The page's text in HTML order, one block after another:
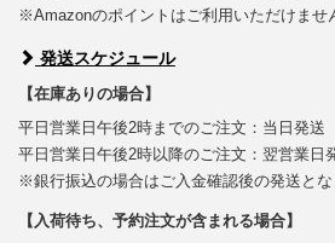
※Amazonのポイントはご利用いただけませ
発送スケジュール
【在庫ありの場合】
平日営業日午後2時までのご注文：当日発送
平日営業日午後2時以降のご注文：翌営業日
※銀行振込の場合はご入金確認後の発送とな
【入荷待ち、予約注文が含まれる場合】